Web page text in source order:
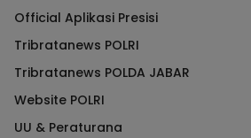
Official Aplikasi Presisi
Tribratanews POLRI
Tribratanews POLDA JABAR
Website POLRI
UU & Peraturana